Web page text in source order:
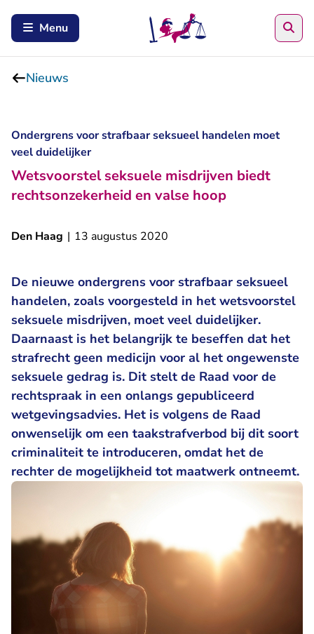
Menu
Nieuws
Ondergrens voor strafbaar seksueel handelen moet
veel duidelijker
Wetsvoorstel seksuele misdrijven biedt
rechtsonzekerheid en valse hoop
Den Haag | 13 augustus 2020
De nieuwe ondergrens voor strafbaar seksueel
handelen, zoals voorgesteld in het wetsvoorstel
seksuele misdrijven, moet veel duidelijker.
Daarnaast is het belangrijk te beseffen dat het
strafrecht geen medicijn voor al het ongewenste
seksuele gedrag is. Dit stelt de Raad voor de
rechtspraak in een onlangs gepubliceerd
wetgevingsadvies. Het is volgens de Raad
onwenselijk om een taakstrafverbod bij dit soort
criminaliteit te introduceren, omdat het de
rechter de mogelijkheid tot maatwerk ontneemt.